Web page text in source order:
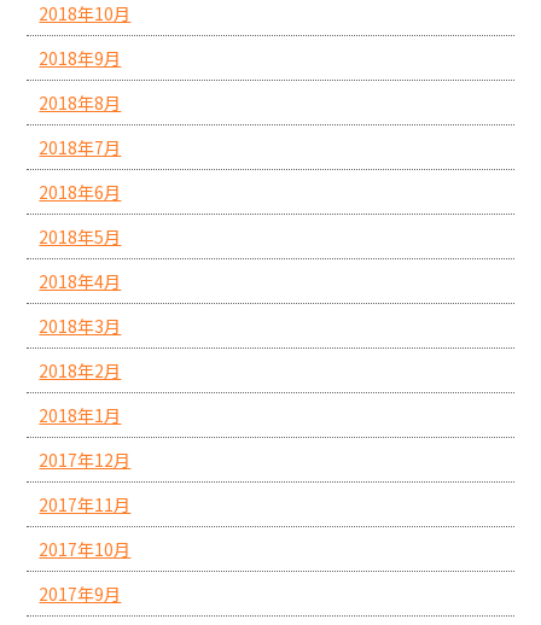
2018年10月
2018年9月
2018年8月
2018年7月
2018年6月
2018年5月
2018年4月
2018年3月
2018年2月
2018年1月
2017年12月
2017年11月
2017年10月
2017年9月